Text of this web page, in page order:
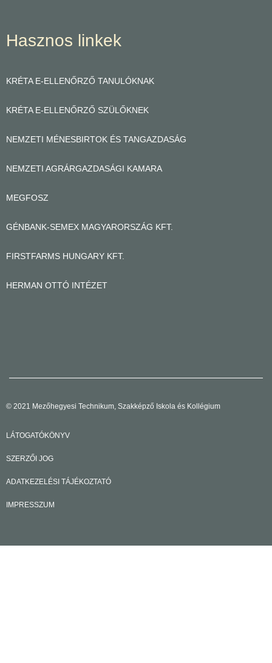
Hasznos linkek
KRÉTA E-ELLENŐRZŐ TANULÓKNAK
KRÉTA E-ELLENŐRZŐ SZÜLŐKNEK
NEMZETI MÉNESBIRTOK ÉS TANGAZDASÁG
NEMZETI AGRÁRGAZDASÁGI KAMARA
MEGFOSZ
GÉNBANK-SEMEX MAGYARORSZÁG KFT.
FIRSTFARMS HUNGARY KFT.
HERMAN OTTÓ INTÉZET
© 2021 Mezőhegyesi Technikum, Szakképző Iskola és Kollégium
LÁTOGATÓKÖNYV
SZERZŐI JOG
ADATKEZELÉSI TÁJÉKOZTATÓ
IMPRESSZUM